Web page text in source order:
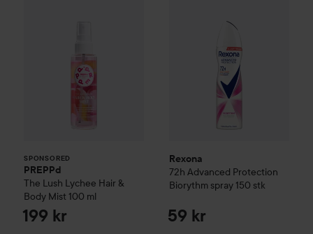
SPONSORED
PREPPd
The Lush Lychee Hair &
Body Mist 100 ml
199 kr
Rexona
72h Advanced Protection
Biorythm spray 150 stk
59 kr